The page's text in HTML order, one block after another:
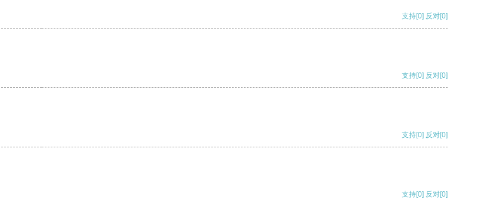
支持[0] 反对[0]
支持[0] 反对[0]
支持[0] 反对[0]
支持[0] 反对[0]